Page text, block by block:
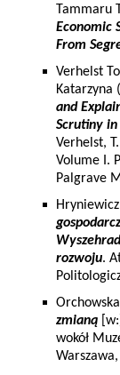
Tammaru
Economic
From
Verhelst
Katarzyna
and
Scrutiny in
Verhelst,
Volume I.
Palgrave
rozwoju.
zmianą
wokół